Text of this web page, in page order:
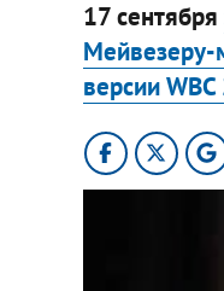
17 сентября
версии